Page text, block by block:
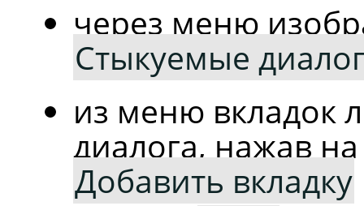
через меню
Стыкуемые
из меню вкладок
диалога, нажав
Добавить вкладку